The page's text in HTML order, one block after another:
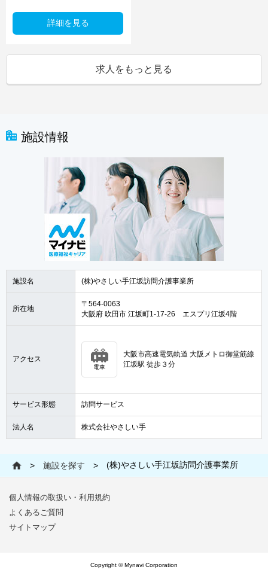
詳細を見る
求人をもっと見る
施設情報
施設名 (株)やさしい手江坂訪問介護事業所
所在地
〒564-0063
大阪府 吹田市 江坂町1-17-26 エスプリ江坂4階
アクセス
電車
大阪市高速電気軌道 大阪メトロ御堂筋線
江坂駅 徒歩３分
サービス形態 訪問サービス
法人名 株式会社やさしい手
> 施設を探す > (株)やさしい手江坂訪問介護事業所
個人情報の取扱い・利用規約
よくあるご質問
サイトマップ
Copyright © Mynavi Corporation